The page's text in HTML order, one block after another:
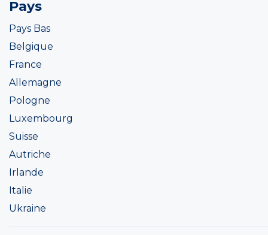
Pays
Pays Bas
Belgique
France
Allemagne
Pologne
Luxembourg
Suisse
Autriche
Irlande
Italie
Ukraine